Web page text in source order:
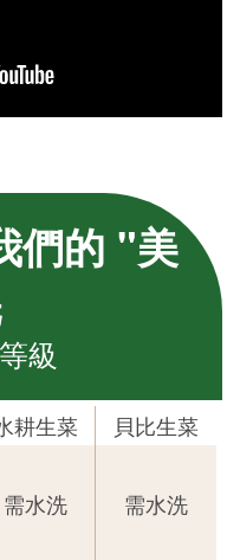
們的 "美
級
耕生菜 貝比生菜
需水洗 需水洗